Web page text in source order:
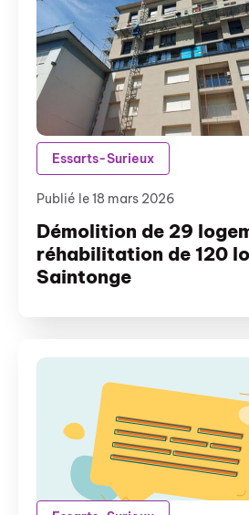
Démolition de 29
réhabilitation de 120
Saintonge
Publié le 18 mars 2026
Essarts-Surieux